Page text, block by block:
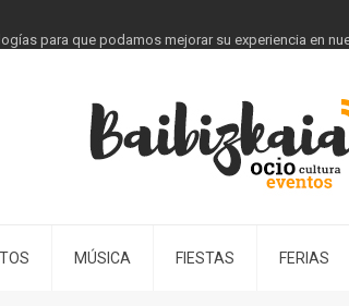
MÚSICA FIESTAS FERIAS
para que podamos mejorar su experiencia en